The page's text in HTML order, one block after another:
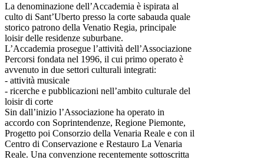
La denominazione dell’Accademia è ispirata al
culto di Sant’Uberto presso la corte sabauda quale
storico patrono della Venatio Regia, principale
loisir delle residenze suburbane.
L’Accademia prosegue l’attività dell’Associazione
Percorsi fondata nel 1996, il cui primo operato è
avvenuto in due settori culturali integrati:
- attività musicale
- ricerche e pubblicazioni nell’ambito culturale del
loisir di corte
Sin dall’inizio l’Associazione ha operato in
accordo con Soprintendenze, Regione Piemonte,
Progetto poi Consorzio della Venaria Reale e con il
Centro di Conservazione e Restauro La Venaria
Reale. Una convenzione recentemente sottoscritta